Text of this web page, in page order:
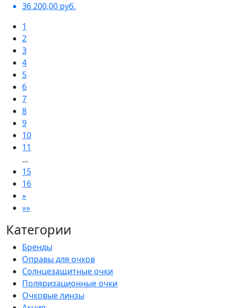
Категории
Бренды
Оправы для очков
Солнцезащитные очки
Поляризационные очки
Очковые линзы
36 200,00 руб.
1
2
3
4
5
6
7
8
9
10
11
...
15
16
»
»»